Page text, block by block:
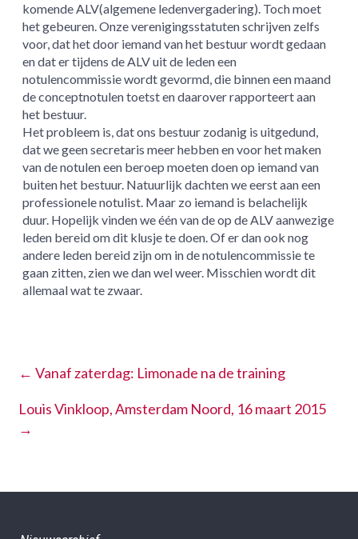
komende ALV(algemene ledenvergadering). Toch moet
het gebeuren. Onze verenigingsstatuten schrijven zelfs
voor, dat het door iemand van het bestuur wordt gedaan
en dat er tijdens de ALV uit de leden een
notulencommissie wordt gevormd, die binnen een maand
de conceptnotulen toetst en daarover rapporteert aan
het bestuur.
Het probleem is, dat ons bestuur zodanig is uitgedund,
dat we geen secretaris meer hebben en voor het maken
van de notulen een beroep moeten doen op iemand van
buiten het bestuur. Natuurlijk dachten we eerst aan een
professionele notulist. Maar zo iemand is belachelijk
duur. Hopelijk vinden we één van de op de ALV aanwezige
leden bereid om dit klusje te doen. Of er dan ook nog
andere leden bereid zijn om in de notulencommissie te
gaan zitten, zien we dan wel weer. Misschien wordt dit
allemaal wat te zwaar.
← Vanaf zaterdag: Limonade na de training
Louis Vinkloop, Amsterdam Noord, 16 maart 2015
→